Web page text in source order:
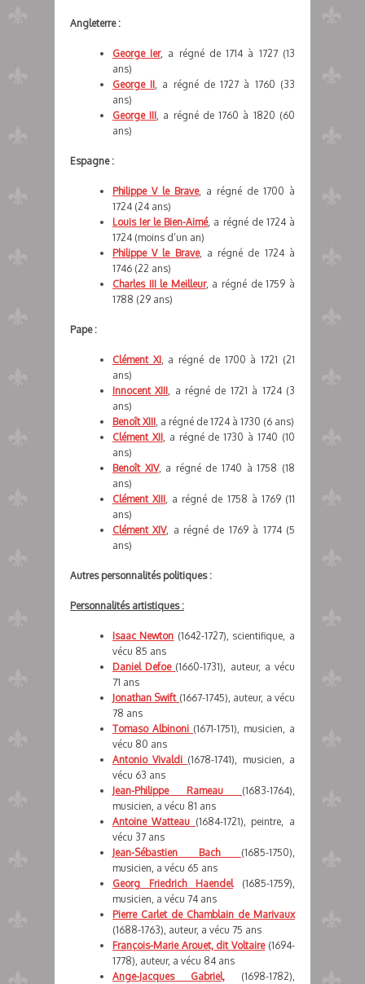
Angleterre :
George Ier, a régné de 1714 à 1727 (13
ans)
George II, a régné de 1727 à 1760 (33
ans)
George III, a régné de 1760 à 1820 (60
ans)
Espagne :
Philippe V le Brave, a régné de 1700 à
1724 (24 ans)
Louis Ier le Bien-Aimé, a régné de 1724 à
1724 (moins d’un an)
Philippe V le Brave, a régné de 1724 à
1746 (22 ans)
Charles III le Meilleur, a régné de 1759 à
1788 (29 ans)
Pape :
Clément XI, a régné de 1700 à 1721 (21
ans)
Innocent XIII, a régné de 1721 à 1724 (3
ans)
Benoît XIII, a régné de 1724 à 1730 (6 ans)
Clément XII, a régné de 1730 à 1740 (10
ans)
Benoît XIV, a régné de 1740 à 1758 (18
ans)
Clément XIII, a régné de 1758 à 1769 (11
ans)
Clément XIV, a régné de 1769 à 1774 (5
ans)
Autres personnalités politiques :
Personnalités artistiques :
Isaac Newton (1642-1727), scientifique, a
vécu 85 ans
Daniel Defoe (1660-1731), auteur, a vécu
71 ans
Jonathan Swift (1667-1745), auteur, a vécu
78 ans
Tomaso Albinoni (1671-1751), musicien, a
vécu 80 ans
Antonio Vivaldi (1678-1741), musicien, a
vécu 63 ans
Jean-Philippe Rameau (1683-1764),
musicien, a vécu 81 ans
Antoine Watteau (1684-1721), peintre, a
vécu 37 ans
Jean-Sébastien Bach (1685-1750),
musicien, a vécu 65 ans
Georg Friedrich Haendel(1685-1759),
musicien, a vécu 74 ans
Pierre Carlet de Chamblain de Marivaux
(1688-1763), auteur, a vécu 75 ans
François-Marie Arouet, dit Voltaire(1694-
1778), auteur, a vécu 84 ans
Ange-Jacques Gabriel,(1698-1782),